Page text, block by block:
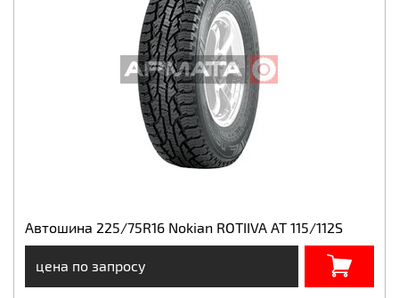
Автошина 225/75R16 Nokian ROTIIVA AT 115/112S
цена по запросу